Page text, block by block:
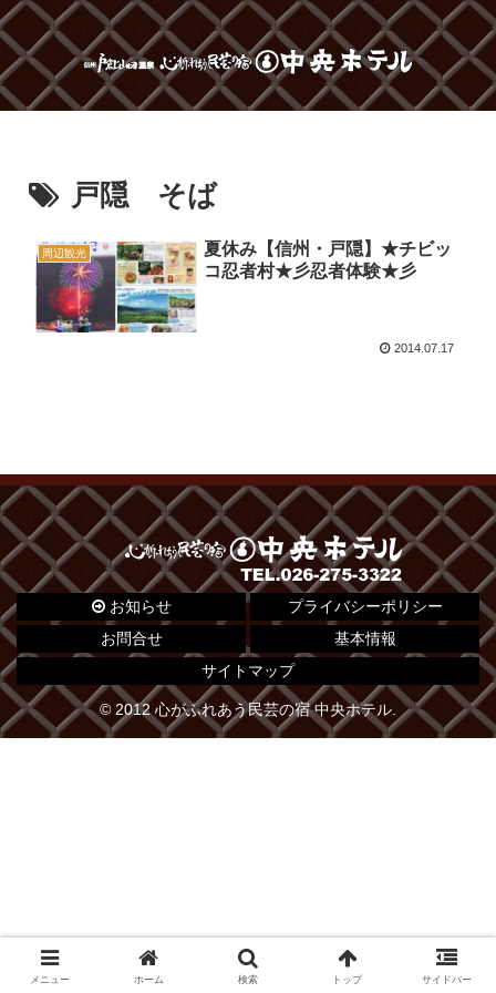
戸隠 そば
周辺観光
夏休み【信州・戸隠】★チビッ
コ忍者村★彡忍者体験★彡
2014.07.17
お知らせ
プライバシーポリシー
お問合せ
基本情報
サイトマップ
© 2012 心がふれあう民芸の宿 中央ホテル.
メニュー ホーム 検索 トップ サイドバー